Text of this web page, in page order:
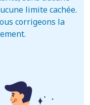
limite cachée.
corrigeons la